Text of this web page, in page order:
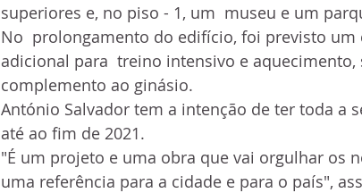
superiores e, no piso - 1, um  museu e um
No  prolongamento do edifício, foi previsto um
adicional para  treino intensivo e aquecimento,
complemento ao ginásio.
António Salvador tem a intenção de ter toda a
até ao fim de 2021.
"É um projeto e uma obra que vai orgulhar os
uma referência para a cidade e para o país",